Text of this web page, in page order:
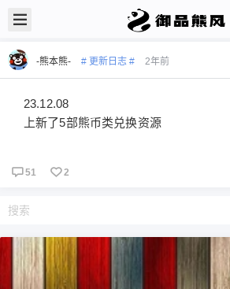
-熊本熊- # 更新日志 # 2年前
23.12.08
上新了5部熊币类兑换资源
51 2